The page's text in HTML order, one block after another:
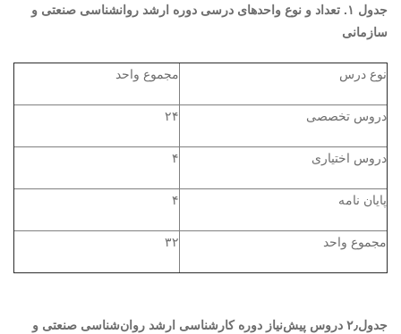
جدول ۱. تعداد و نوع واحدهای درسی دوره ارشد روانشناسی صنعتی و
سازمانی
نوع درس مجموع واحد
دروس تخصصی ۲۴
دروس اختیاری ۴
پایان نامه ۴
مجموع واحد ۳۲
جدول۲٫ دروس پیش‌نیاز دوره کارشناسی ارشد روان‌شناسی صنعتی و